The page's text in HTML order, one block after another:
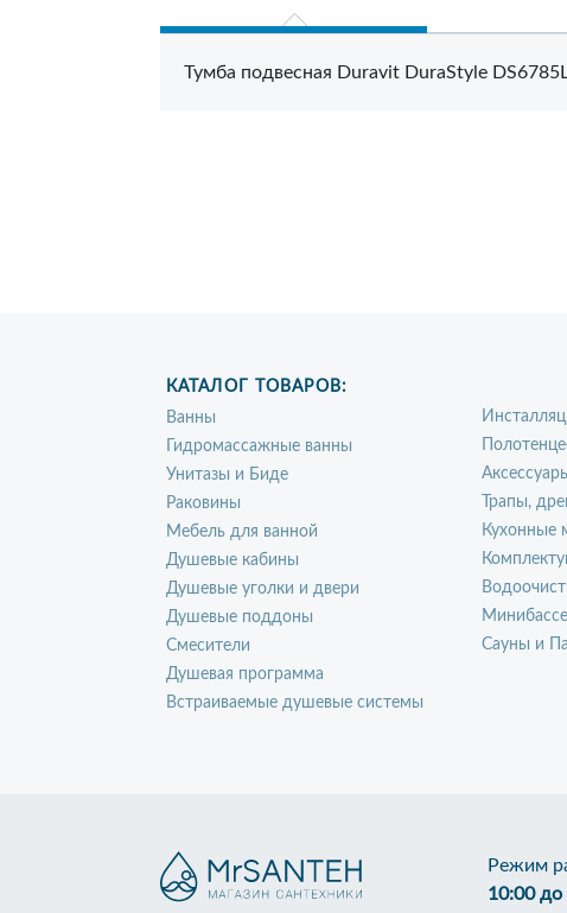
Тумба подвесная Duravit DuraStyle
КАТАЛОГ ТОВАРОВ:
Ванны
Гидромассажные ванны
Унитазы и Биде
Раковины
Мебель для ванной
Душевые кабины
Душевые уголки и двери
Душевые поддоны
Смесители
Душевая программа
Встраиваемые душевые системы
Трапы,
Кухонные
Сауны и
Режим
10:00 до